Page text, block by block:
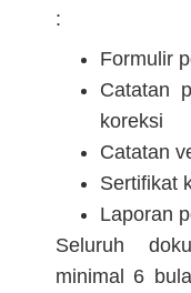
:
Formulir
Catatan
koreksi
Catatan
Sertifikat
Laporan
Seluruh
minimal 6